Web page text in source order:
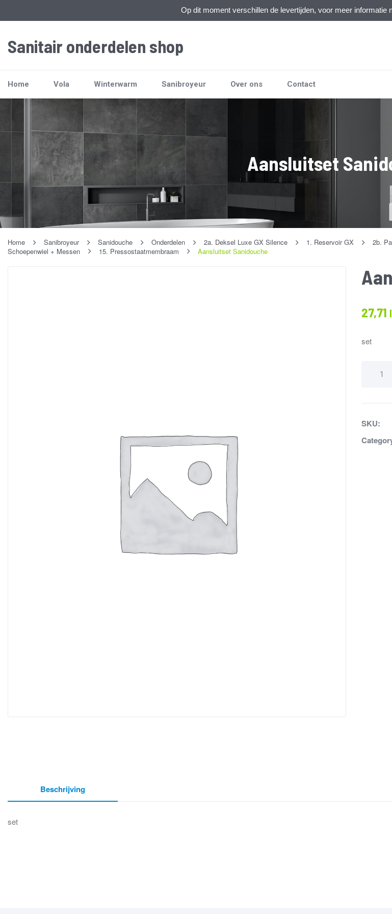
Op dit moment verschillen de levertijden, voor meer informatie
Sanitair onderdelen shop
Home Vola Winterwarm Sanibroyeur Over ons Contact
Aansluitset
Home Sanibroyeur Sanidouche Onderdelen 2a. Deksel Luxe GX Silence 1. Reservoir GX 2b.
Schoepenwiel + Messen
15. Pressostaatmembraam Aansluitset Sanidouche
27,71
set
SKU:
Beschrijving
set